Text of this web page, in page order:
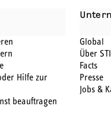
Hilfe zur
beauftragen
Global
Über
Facts
Presse
Jobs &